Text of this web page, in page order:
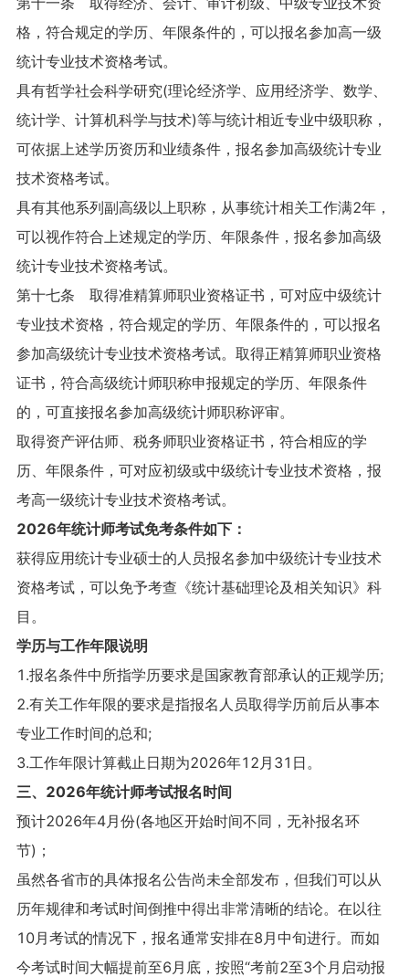
格，符合规定的学历、年限条件的，可以报名参加高一级
统计专业技术资格考试。
具有哲学社会科学研究(理论经济学、应用经济学、数学、
统计学、计算机科学与技术)等与统计相近专业中级职称，
可依据上述学历资历和业绩条件，报名参加高级统计专业
技术资格考试。
具有其他系列副高级以上职称，从事统计相关工作满2年，
可以视作符合上述规定的学历、年限条件，报名参加高级
统计专业技术资格考试。
第十七条 取得准精算师职业资格证书，可对应中级统计
专业技术资格，符合规定的学历、年限条件的，可以报名
参加高级统计专业技术资格考试。取得正精算师职业资格
证书，符合高级统计师职称申报规定的学历、年限条件
的，可直接报名参加高级统计师职称评审。
取得资产评估师、税务师职业资格证书，符合相应的学
历、年限条件，可对应初级或中级统计专业技术资格，报
考高一级统计专业技术资格考试。
2026年统计师考试免考条件如下：
获得应用统计专业硕士的人员报名参加中级统计专业技术
资格考试，可以免予考查《统计基础理论及相关知识》科
目。
学历与工作年限说明
1.报名条件中所指学历要求是国家教育部承认的正规学历;
2.有关工作年限的要求是指报名人员取得学历前后从事本
专业工作时间的总和;
3.工作年限计算截止日期为2026年12月31日。
三、2026年统计师考试报名时间
预计2026年4月份(各地区开始时间不同，无补报名环
节)；
虽然各省市的具体报名公告尚未全部发布，但我们可以从
历年规律和考试时间倒推中得出非常清晰的结论。在以往
10月考试的情况下，报名通常安排在8月中旬进行。而如
今考试时间大幅提前至6月底，按照“考前2至3个月启动报